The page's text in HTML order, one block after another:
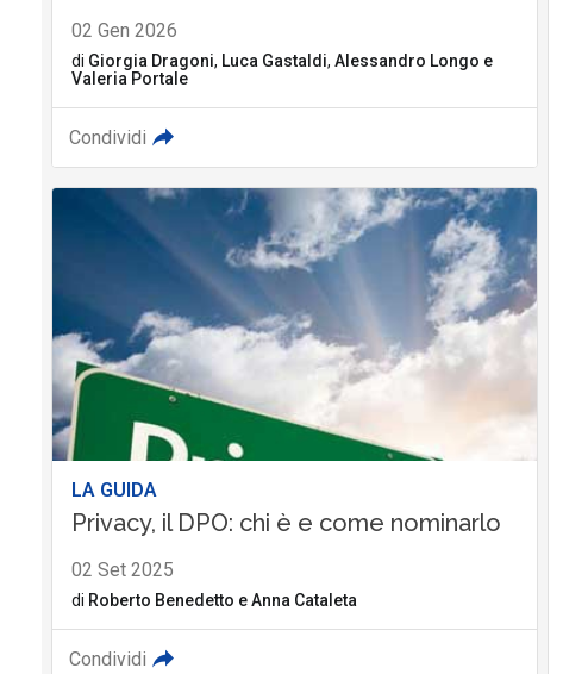
02 Gen 2026
di Giorgia Dragoni, Luca Gastaldi, Alessandro Longo e
Valeria Portale
Condividi
LA GUIDA
Privacy, il DPO: chi è e come nominarlo
02 Set 2025
di Roberto Benedetto eAnna Cataleta
Condividi